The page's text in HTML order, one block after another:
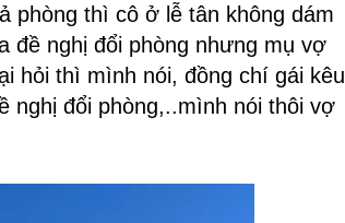
phòng thì cô ở lễ tân không dám
đề nghị đổi phòng nhưng mụ vợ
hỏi thì mình nói, đồng chí gái kêu
nghị đổi phòng,..mình nói thôi vợ